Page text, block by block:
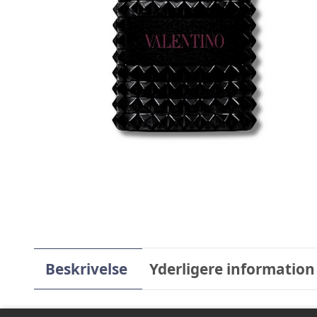
Beskrivelse Yderligere information